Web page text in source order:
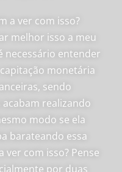
a ver com isso?
melhor isso a meu
necessário entender
capitação monetária
sendo
acabam realizando
modo se ela
barateando essa
ver com isso? Pense
por duas